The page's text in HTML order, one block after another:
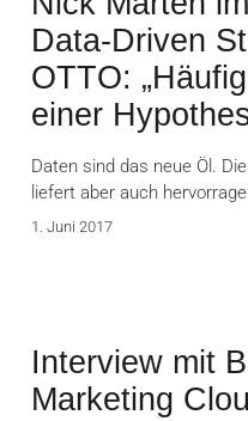
Data-Driven
OTTO:
einer
Daten sind das neue Öl.
liefert aber auch
1. Juni 2017
Interview mit
Marketing